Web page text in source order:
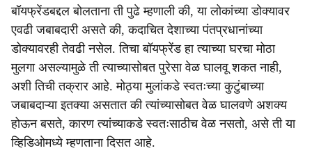
बॉयफ्रेंडबद्दल बोलताना ती पुढे म्हणाली की, या लोकांच्या डोक्यावर
एवढी जबाबदारी असते की, कदाचित देशाच्या पंतप्रधानांच्या
डोक्यावरही तेवढी नसेल. तिचा बॉयफ्रेंड हा त्याच्या घरचा मोठा
मुलगा असल्यामुळे ती त्याच्यासोबत पुरेसा वेळ घालवू शकत नाही,
अशी तिची तक्रार आहे. मोठ्या मुलांकडे स्वतःच्या कुटुंबाच्या
जबाबदाऱ्या इतक्या असतात की त्यांच्यासोबत वेळ घालवणे अशक्य
होऊन बसते, कारण त्यांच्याकडे स्वतःसाठीच वेळ नसतो, असे ती या
व्हिडिओमध्ये म्हणताना दिसत आहे.